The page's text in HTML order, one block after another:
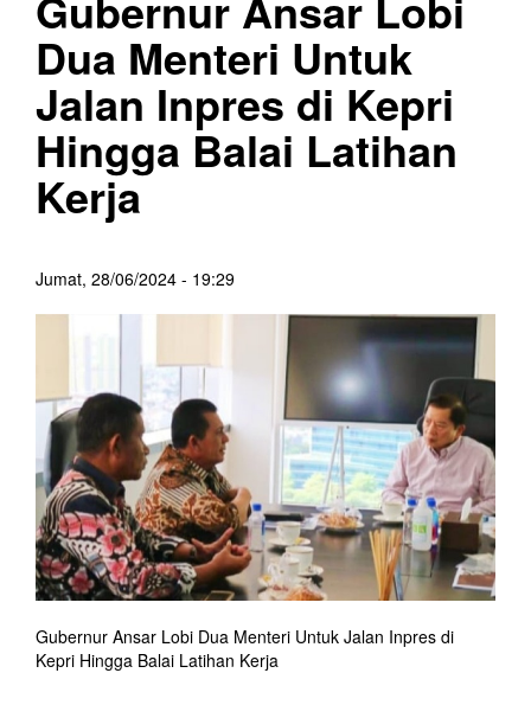
Dua Menteri Untuk
Jalan Inpres di Kepri
Hingga Balai Latihan
Kerja
Jumat, 28/06/2024 - 19:29
Gubernur Ansar Lobi Dua Menteri Untuk Jalan Inpres di
Kepri Hingga Balai Latihan Kerja